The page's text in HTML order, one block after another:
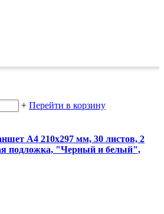
+ Перейти в корзину
А4 210х297 мм, 30 листов, 2
подложка, "Черный и белый",